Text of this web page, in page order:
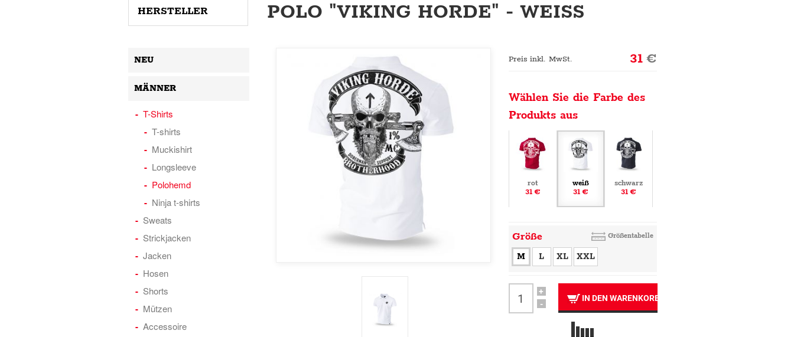
POLO "VIKING HORDE" - WEISS
Preis inkl. MwSt. 31€
Wählen Sie die Farbe des
Produkts aus
rot
31 €
weiß
31 €
schwarz
31 €
Größe Größentabelle
M L XL XXL
+
-
IN DEN WARENKORB
HERSTELLER
NEU
MÄNNER
T-Shirts
T-shirts
Muckishirt
Longsleeve
Polohemd
Ninja t-shirts
Sweats
Strickjacken
Jacken
Hosen
Shorts
Mützen
Accessoire